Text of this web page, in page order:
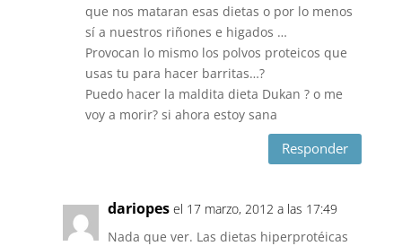
que nos mataran esas dietas o por lo menos
sí a nuestros riñones e higados …
Provocan lo mismo los polvos proteicos que
usas tu para hacer barritas…?
Puedo hacer la maldita dieta Dukan ? o me
voy a morir? si ahora estoy sana
Responder
dariopes el 17 marzo, 2012 a las 17:49
Nada que ver. Las dietas hiperprotéicas